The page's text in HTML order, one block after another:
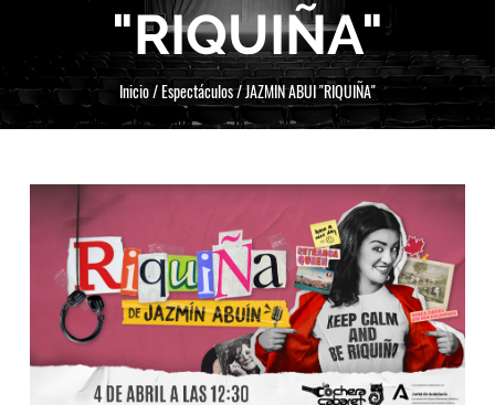
"RIQUIÑA"
Inicio/Espectáculos/JAZMIN ABUI "RIQUIÑA"